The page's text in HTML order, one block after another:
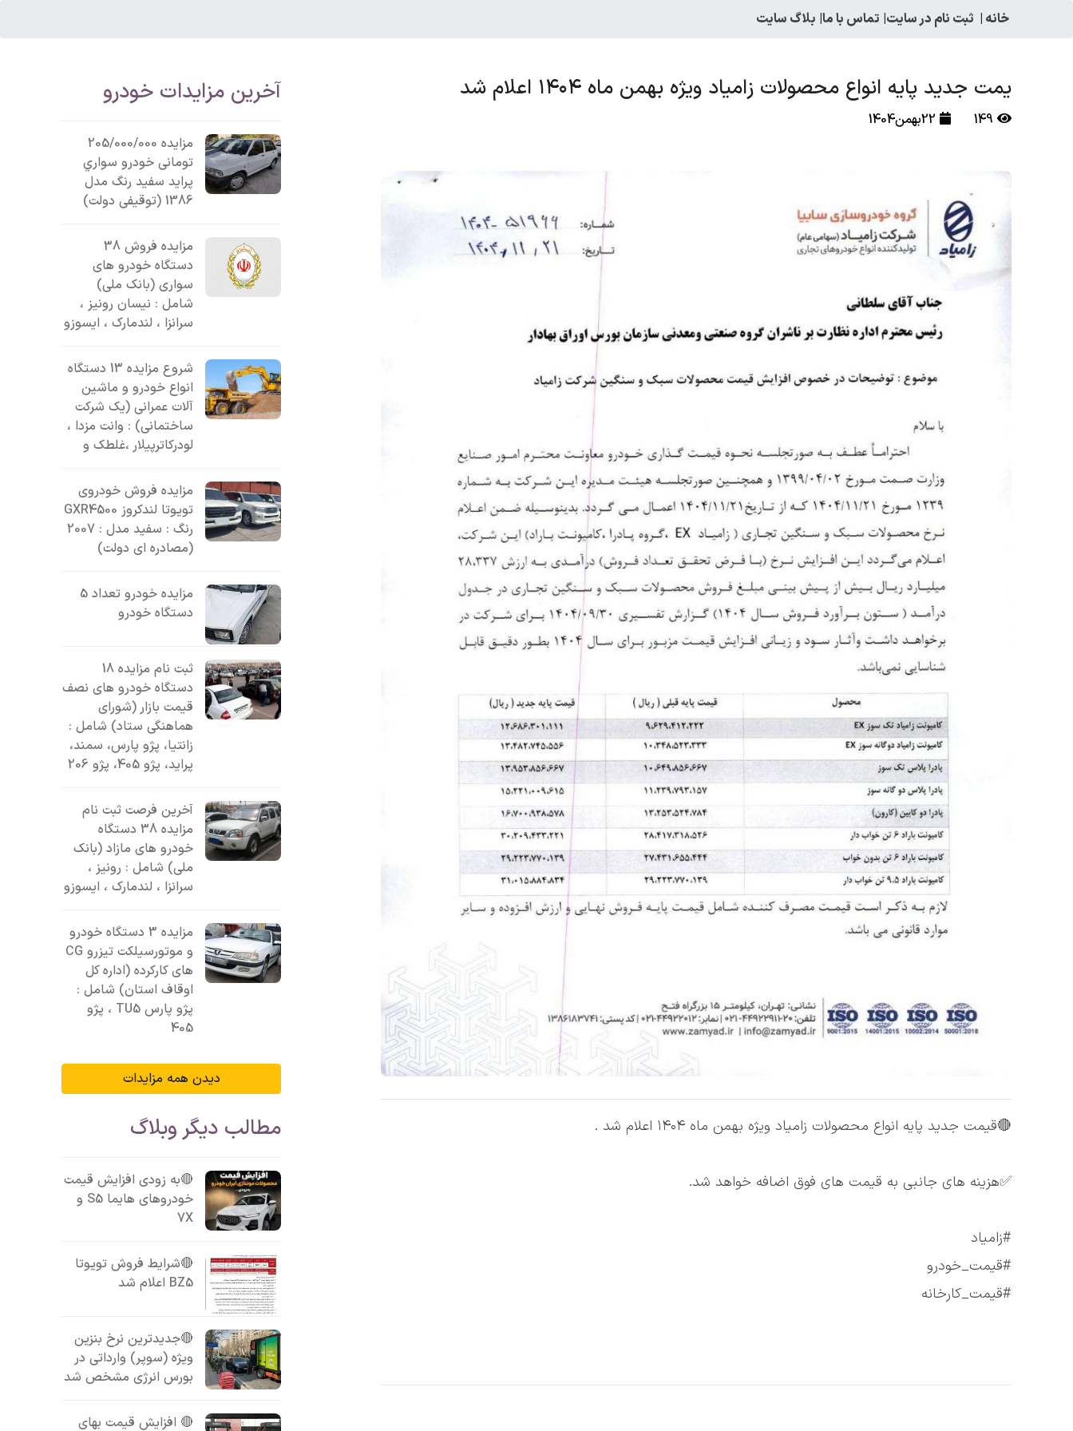
خانه | ثبت نام در سایت| تماس با ما| بلاگ سایت
یمت جدید پایه انواع محصولات زامیاد ویژه بهمن ماه ۱۴۰۴ اعلام شد
149 22بهمن1404
🔴قیمت جدید پایه انواع محصولات زامیاد ویژه بهمن ماه ۱۴۰۴ اعلام شد .
✅هزینه های جانبی به قیمت های فوق اضافه خواهد شد.
#زامیاد
#قیمت_خودرو
#قیمت_کارخانه
آخرین مزایدات خودرو
مزایده 205/000/000
تومانی خودرو سواري
پرايد سفيد رنگ مدل
1386 (توقیفی دولت)
مزایده فروش 38
دستگاه خودرو های
سواری (بانک ملی)
شامل : نیسان رونیز ،
سرانزا ، لندمارک ، ایسوزو
شروع مزایده 13 دستگاه
انواع خودرو و ماشین
آلات عمرانی (یک شرکت
ساختمانی) : وانت مزدا ،
لودرکاترپیلار ،غلطک و
مزایده فروش خودروی
تویوتا لندکروز GXR4500
رنگ : سفید مدل : 2007
(مصادره ای دولت)
مزایده خودرو تعداد 5
دستگاه خودرو
ثبت نام مزایده 18
دستگاه خودرو های نصف
قیمت بازار (شورای
هماهنگی ستاد) شامل :
زانتیا، پژو پارس، سمند،
پراید، پژو 405، پژو 206
آخرین فرصت ثبت نام
مزایده 38 دستگاه
خودرو های مازاد (بانک
ملی) شامل : رونیز ،
سرانزا ، لندمارک ، ایسوزو
مزایده 3 دستگاه خودرو
و موتورسیلکت تیزرو CG
های کارکرده (اداره کل
اوقاف استان) شامل :
پژو پارس TU5 ، پژو
405
دیدن همه مزایدات
مطالب دیگر وبلاگ
🔴به زودی افزایش قیمت
خودروهای هایما S5 و
7X
🔴شرایط فروش تویوتا
BZ5 اعلام شد
🔴جدیدترین نرخ بنزین
ویژه (سوپر) وارداتی در
بورس انرژی مشخص شد
🔴 افزایش قیمت بهای